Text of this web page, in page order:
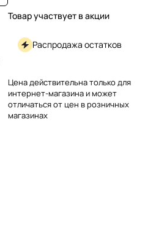
Товар участвует в акции
Распродажа остатков
Цена действительна только для
интернет-магазина и может
отличаться от цен в розничных
магазинах